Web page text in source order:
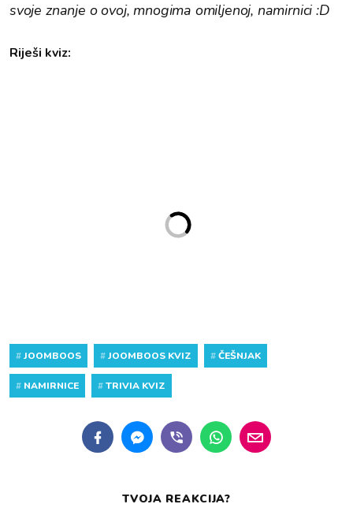
svoje znanje o ovoj, mnogima omiljenoj, namirnici :D
Riješi kviz:
#JOOMBOOS #JOOMBOOS KVIZ #ČEŠNJAK
# NAMIRNICE #TRIVIA KVIZ
TVOJA REAKCIJA?